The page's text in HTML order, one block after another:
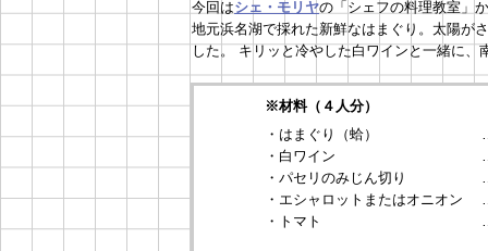
今回はシェ・モリヤの「シェフの料理教室」
地元浜名湖で採れた新鮮なはまぐり。太陽が
した。 キリッと冷やした白ワインと一緒に
※材料（４人分）
・はまぐり（蛤）
・白ワイン
・パセリのみじん切り
・エシャロットまたはオニオン
・トマト